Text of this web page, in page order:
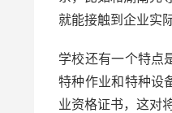
就能接触到企业实
学校还有一个特点
特种作业和特种设
业资格证书，这对